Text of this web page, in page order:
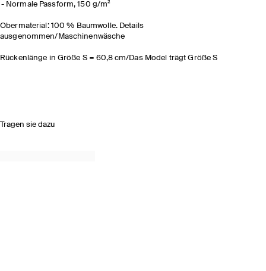
Normale Passform, 150 g/m²
Obermaterial: 100 % Baumwolle. Details
ausgenommen/Maschinenwäsche
Rückenlänge in Größe S = 60,8 cm/Das Model trägt Größe S
Tragen sie dazu